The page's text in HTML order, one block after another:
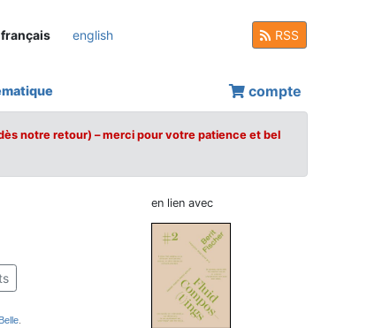
français english RSS
compte
notre retour) – merci pour votre patience et bel
.
en lien avec